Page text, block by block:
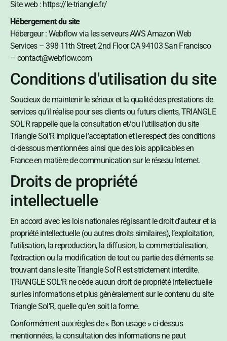
Site web : https://le-triangle.fr/
Hébergement du site
Hébergeur : Webflow via les serveurs AWS Amazon Web
Services – 398 11th Street, 2nd Floor CA 94103 San Francisco
– contact@webflow.com
Conditions d'utilisation du site
Soucieux de maintenir le sérieux et la qualité des prestations de
services qu’il réalise pour ses clients ou futurs clients, TRIANGLE
SOL'R rappelle que la consultation et/ou l’utilisation du site
Triangle Sol'R implique l’acceptation et le respect des conditions
ci-dessous mentionnées ainsi que des lois applicables en
France en matière de communication sur le réseau Internet.
Droits de propriété
intellectuelle
En accord avec les lois nationales régissant le droit d’auteur et la
propriété intellectuelle (ou autres droits similaires), l’exploitation,
l’utilisation, la reproduction, la diffusion, la commercialisation,
l’extraction ou la modification de tout ou partie des éléments se
trouvant dans le site Triangle Sol'R est strictement interdite.
TRIANGLE SOL'R ne cède aucun droit de propriété intellectuelle
sur les informations et plus généralement sur le contenu du site
Triangle Sol'R, quelle qu’en soit la forme.
Conformément aux règles de « Bon usage » ci-dessus
mentionnées, la consultation des informations ne peut